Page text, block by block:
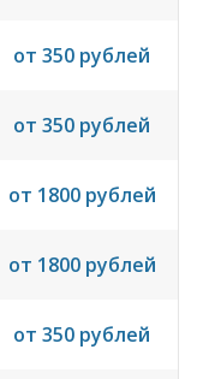
от 350 рублей
от 350 рублей
от 1800 рублей
от 1800 рублей
от 350 рублей